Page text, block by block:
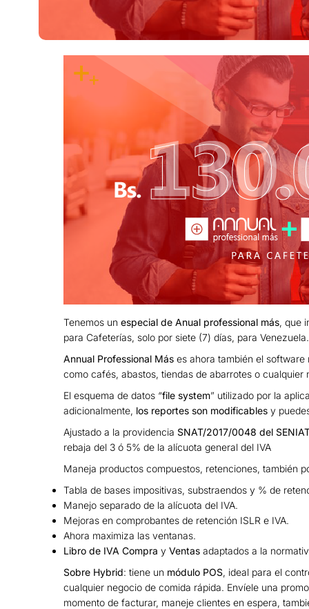
Tenemos un especial de Anual professional más, que
para Cafeterías, solo por siete (7) días, para Venezuela.
Annual Professional Máses ahora también el
como cafés, abastos, tiendas de abarrotes o
El esquema de datos “file system” utilizado por la
adicionalmente, los reportes son modificablesy
Ajustado a la providencia SNAT/2017/0048 del
rebaja del 3 ó 5% de la alícuota general del IVA
Maneja productos compuestos, retenciones, también
Tabla de bases impositivas, substraendos y % de
Manejo separado de la alícuota del IVA.
Mejoras en comprobantes de retención ISLR e IVA.
Ahora maximiza las ventanas.
Libro de IVA Compra yVentas adaptados a la
Sobre Hybrid: tiene un módulo POS, ideal para el
cualquier negocio de comida rápida. Envíele una
momento de facturar, maneje clientes en espera,